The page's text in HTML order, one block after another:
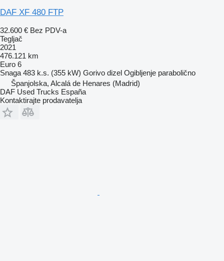
DAF XF 480 FTP
32.600 € Bez PDV-a
Tegljač
2021
476.121 km
Euro 6
Snaga 483 k.s. (355 kW) Gorivo dizel Ogibljenje parabolično
Španjolska, Alcalá de Henares (Madrid)
DAF Used Trucks España
Kontaktirajte prodavatelja